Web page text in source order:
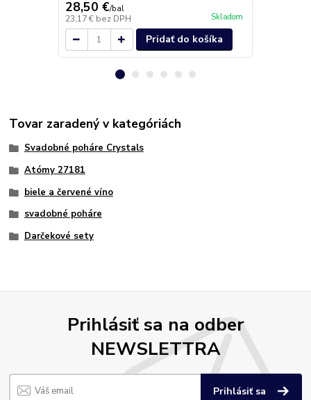
28,50 €/bal
23,17 € bez DPH Skladom
Pridať do košíka
Tovar zaradený v kategóriách
Svadobné poháre Crystals
Atómy 27181
biele a červené víno
svadobné poháre
Darčekové sety
Prihlásiť sa na odber
NEWSLETTRA
Prihlásiť sa